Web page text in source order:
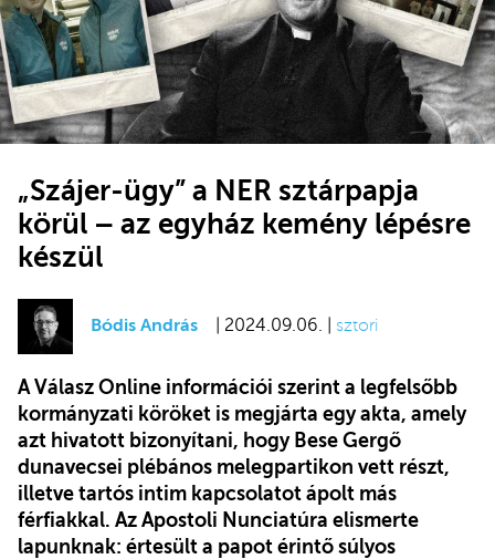
„Szájer-ügy” a NER sztárpapja
körül – az egyház kemény lépésre
készül
Bódis András | 2024.09.06. | sztori
A Válasz Online információi szerint a legfelsőbb
kormányzati köröket is megjárta egy akta, amely
azt hivatott bizonyítani, hogy Bese Gergő
dunavecsei plébános melegpartikon vett részt,
illetve tartós intim kapcsolatot ápolt más
férfiakkal. Az Apostoli Nunciatúra elismerte
lapunknak: értesült a papot érintő súlyos